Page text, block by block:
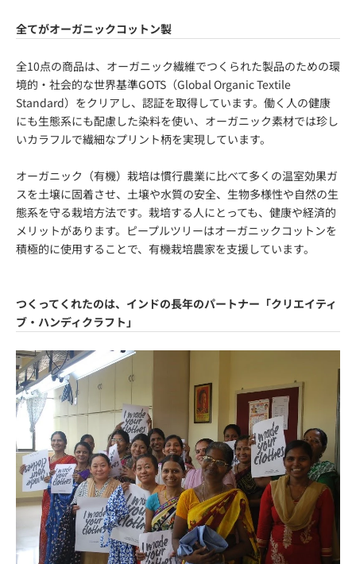
全てがオーガニックコットン製
全10点の商品は、オーガニック繊維でつくられた製品のための環
境的・社会的な世界基準GOTS（Global Organic Textile
Standard）をクリアし、認証を取得しています。働く人の健康
にも生態系にも配慮した染料を使い、オーガニック素材では珍し
いカラフルで繊細なプリント柄を実現しています。
オーガニック（有機）栽培は慣行農業に比べて多くの温室効果ガ
スを土壌に固着させ、土壌や水質の安全、生物多様性や自然の生
態系を守る栽培方法です。栽培する人にとっても、健康や経済的
メリットがあります。ピープルツリーはオーガニックコットンを
積極的に使用することで、有機栽培農家を支援しています。
つくってくれたのは、インドの長年のパートナー「クリエイティ
ブ・ハンディクラフト」